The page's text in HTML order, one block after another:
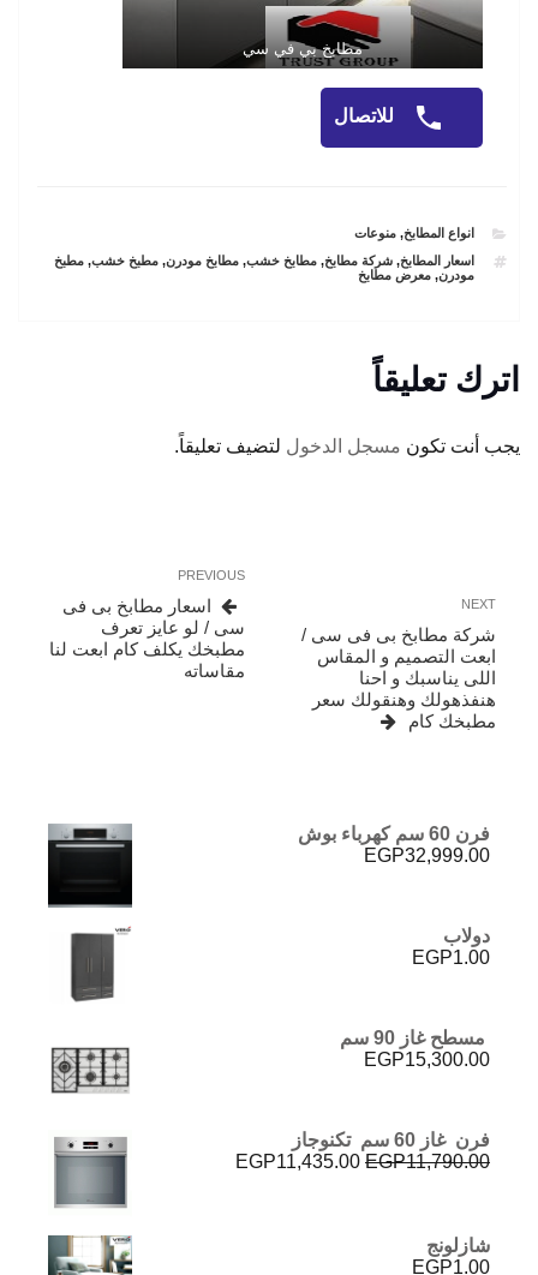
مطابخ بي في سي
للاتصال
CATEGORIES
انواع المطابخ,منوعات
TAGS
اسعار المطابخ,شركة مطابخ,مطابخ خشب,مطابخ مودرن,مطبخ خشب,مطبخ
مودرن,معرض مطابخ
اترك تعليقاً
يجب أنت تكون مسجل الدخول لتضيف تعليقاً.
المقالات
Previous
Post
PREVIOUS
اسعار مطابخ بى فى
سى / لو عايز تعرف
مطبخك يكلف كام ابعت لنا
مقاساته
Next
Post
NEXT
شركة مطابخ بى فى سى /
ابعت التصميم و المقاس
اللى يناسبك و احنا
هنفذهولك وهنقولك سعر
مطبخك كام
فرن 60 سم كهرباء بوش
EGP32,999.00
دولاب
EGP1.00
مسطح غاز 90 سم
EGP15,300.00
فرن غاز 60 سم تكنوجاز
EGP11,790.00
السعر
EGP11,435.00
شازلونج
EGP1.00